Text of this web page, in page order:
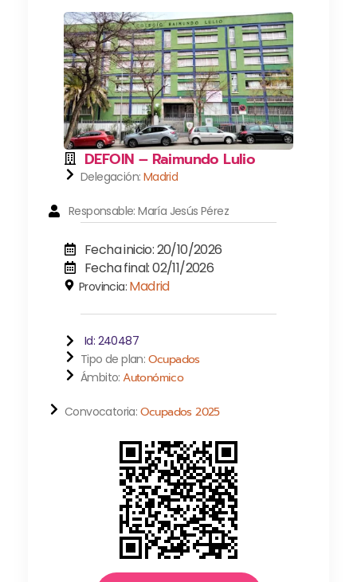
DEFOIN – Raimundo Lulio
Delegación: Madrid
Responsable: María Jesús Pérez
Fecha inicio: 20/10/2026
Fecha final: 02/11/2026
Provincia: Madrid
Id: 240487
Tipo de plan: Ocupados
Ámbito:Autonómico
Convocatoria: Ocupados 2025